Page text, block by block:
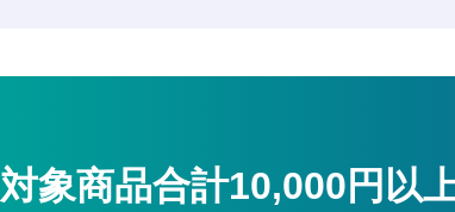
対象商品合計10,000円以